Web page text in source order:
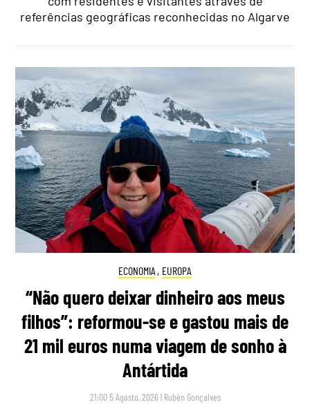
referências geográficas reconhecidas no Algarve
ECONOMIA , EUROPA
“Não quero deixar dinheiro aos meus
filhos”: reformou-se e gastou mais de
21 mil euros numa viagem de sonho à
Antártida
21:00 5 Agosto, 2026 | Rubén Gonçalves